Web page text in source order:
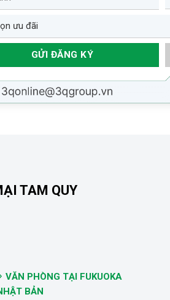
TAM QUY
VĂN PHÒNG TẠI FUKUOKA
BẢN